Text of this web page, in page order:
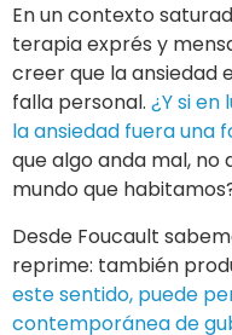
En un contexto
terapia exprés y
creer que la ansiedad
falla personal. ¿Y si
la ansiedad fuera una
que algo anda mal, no
mundo que
Desde Foucault
reprime: también
este sentido, puede
contemporánea de